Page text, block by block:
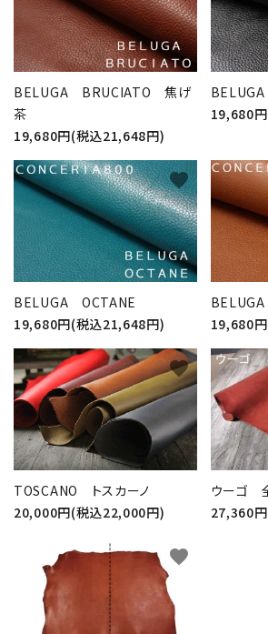
BELUGA BRUCIATO 焦げ
茶
19,680円(税込21,648円)
19,680
BELUGA OCTANE
19,680円(税込21,648円)
favorite
19,680
TOSCANO トスカーノ
20,000円(税込22,000円)
favorite
ウーゴ
27,360
favorite